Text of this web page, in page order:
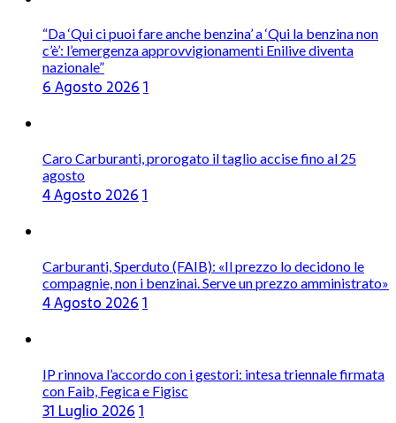
“Da ‘Qui ci puoi fare anche benzina’ a ‘Qui la benzina non
c’è’: l’emergenza approvvigionamenti Enilive diventa
nazionale”
6 Agosto 20261
Caro Carburanti, prorogato il taglio accise fino al 25
agosto
4 Agosto 20261
Carburanti, Sperduto (FAIB): «Il prezzo lo decidono le
compagnie, non i benzinai. Serve un prezzo amministrato»
4 Agosto 20261
IP rinnova l’accordo con i gestori: intesa triennale firmata
con Faib, Fegica e Figisc
31 Luglio 20261